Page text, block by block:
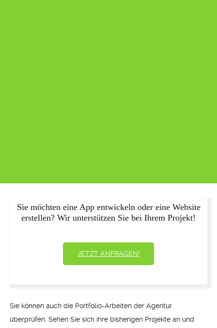
Sie möchten eine App entwickeln oder eine Website
erstellen? Wir unterstützen Sie bei Ihrem Projekt!
JETZT ANFRAGEN!
Sie können auch die Portfolio-Arbeiten der Agentur
überprüfen. Sehen Sie sich ihre bisherigen Projekte an und